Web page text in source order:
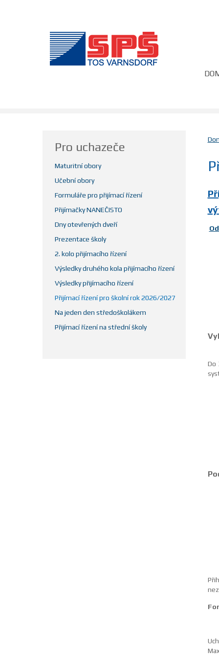
Do
Pro uchazeče
Maturitní obory
Učební obory
Formuláře pro přijímací řízení
Přijímačky NANEČISTO
Dny otevřených dveří
Prezentace školy
2. kolo přijímacího řízení
Výsledky druhého kola přijímacího řízení
Výsledky přijímacího řízení
Přijímací řízení pro školní rok 2026/2027
Na jeden den středoškolákem
Přijímací řízení na střední školy